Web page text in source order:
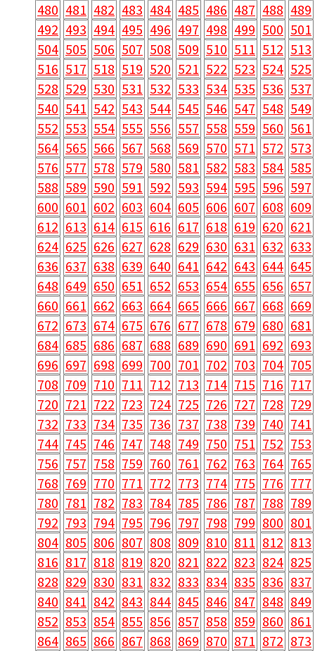
480 481 482 483 484 485 486 487 488 489
492 493 494 495 496 497 498 499 500 501
504 505 506 507 508 509 510 511 512 513
516 517 518 519 520 521 522 523 524 525
528 529 530 531 532 533 534 535 536 537
540 541 542 543 544 545 546 547 548 549
552 553 554 555 556 557 558 559 560 561
564 565 566 567 568 569 570 571 572 573
576 577 578 579 580 581 582 583 584 585
588 589 590 591 592 593 594 595 596 597
600 601 602 603 604 605 606 607 608 609
612 613 614 615 616 617 618 619 620 621
624 625 626 627 628 629 630 631 632 633
636 637 638 639 640 641 642 643 644 645
648 649 650 651 652 653 654 655 656 657
660 661 662 663 664 665 666 667 668 669
672 673 674 675 676 677 678 679 680 681
684 685 686 687 688 689 690 691 692 693
696 697 698 699 700 701 702 703 704 705
708 709 710 711 712 713 714 715 716 717
720 721 722 723 724 725 726 727 728 729
732 733 734 735 736 737 738 739 740 741
744 745 746 747 748 749 750 751 752 753
756 757 758 759 760 761 762 763 764 765
768 769 770 771 772 773 774 775 776 777
780 781 782 783 784 785 786 787 788 789
792 793 794 795 796 797 798 799 800 801
804 805 806 807 808 809 810 811 812 813
816 817 818 819 820 821 822 823 824 825
828 829 830 831 832 833 834 835 836 837
840 841 842 843 844 845 846 847 848 849
852 853 854 855 856 857 858 859 860 861
864 865 866 867 868 869 870 871 872 873